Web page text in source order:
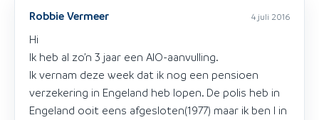
Robbie Vermeer 4 juli 2016
Hi
Ik heb al zo’n 3 jaar een AIO-aanvulling.
Ik vernam deze week dat ik nog een pensioen
verzekering in Engeland heb lopen. De polis heb in
Engeland ooit eens afgesloten(1977) maar ik ben l in